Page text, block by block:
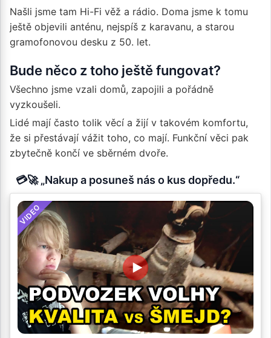
Našli jsme tam Hi-Fi věž a rádio. Doma jsme k tomu
ještě objevili anténu, nejspíš z karavanu, a starou
gramofonovou desku z 50. let.
Bude něco z toho ještě fungovat?
Všechno jsme vzali domů, zapojili a pořádně
vyzkoušeli.
Lidé mají často tolik věcí a žijí v takovém komfortu,
že si přestávají vážit toho, co mají. Funkční věci pak
zbytečně končí ve sběrném dvoře.
💳🚀 „Nakup a posuneš nás o kus dopředu.“
VIDEO